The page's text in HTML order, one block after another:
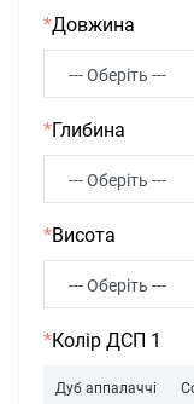
*Довжина
*Глибина
*Висота
*Колір ДСП 1
Дуб аппалаччі